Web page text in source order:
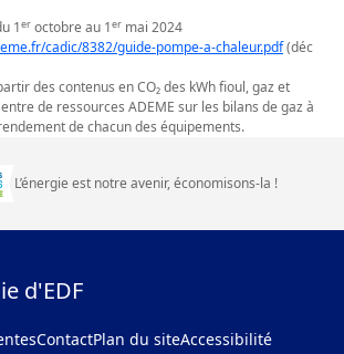
1er octobre au 1er mai 2024
cadic/8382/guide-pompe-a-chaleur.pdf(déc
des contenus en CO₂ des kWh fioul, gaz et
de ressources ADEME sur les bilans de gaz à
de chacun des équipements.
L’énergie est notre avenir, économisons‑la !
d'EDF
ContactPlan du siteAccessibilité